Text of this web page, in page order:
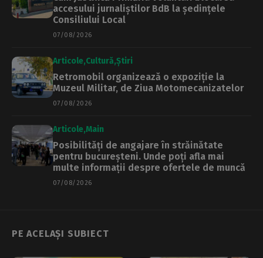
accesului jurnaliștilor BdB la ședințele
Consiliului Local
07/08/2026
Articole Cultură Știri
Retromobil organizează o expoziție la
Muzeul Militar, de Ziua Motomecanizatelor
07/08/2026
Articole Main
Posibilități de angajare în străinătate
pentru bucureșteni. Unde poți afla mai
multe informații despre ofertele de muncă
07/08/2026
PE ACELAȘI SUBIECT